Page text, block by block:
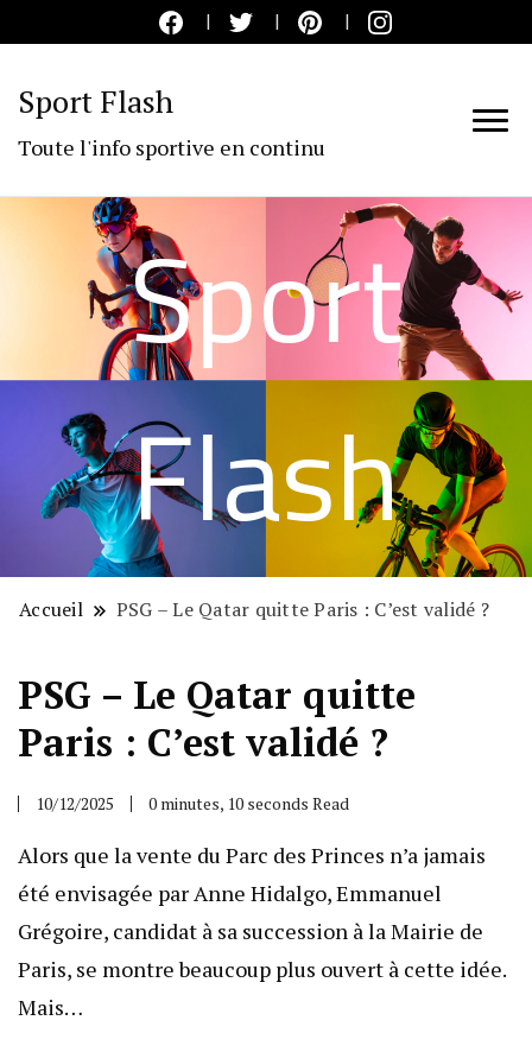
Sport Flash
Toute l'info sportive en continu
Sport
Flash
Accueil PSG – Le Qatar quitte Paris : C’est validé ?
PSG – Le Qatar quitte
Paris : C’est validé ?
10/12/2025 0 minutes, 10 seconds Read
Alors que la vente du Parc des Princes n’a jamais
été envisagée par Anne Hidalgo, Emmanuel
Grégoire, candidat à sa succession à la Mairie de
Paris, se montre beaucoup plus ouvert à cette idée.
Mais…